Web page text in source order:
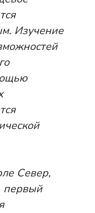
Изучение
Север,
первый